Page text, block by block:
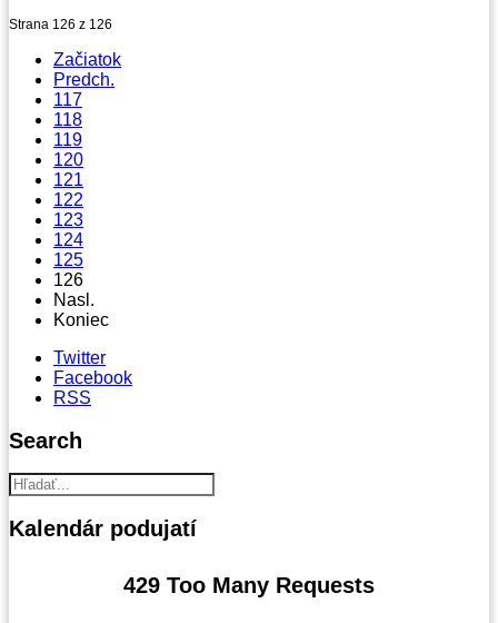
Strana 126 z 126
Začiatok
Predch.
117
118
119
120
121
122
123
124
125
126
Nasl.
Koniec
Twitter
Facebook
RSS
Search
Kalendár podujatí
429 Too Many Requests